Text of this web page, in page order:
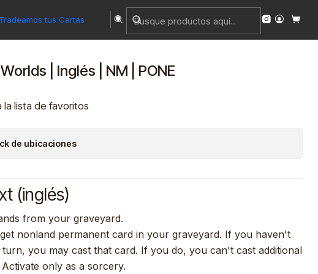
Tradeamos tus Cartas
| Inglés | NM | PONE
la lista de favoritos
de ubicaciones
(inglés)
from your graveyard.
nonland permanent card in your graveyard. If you haven't
turn, you may cast that card. If you do, you can't cast additional
only as a sorcery.